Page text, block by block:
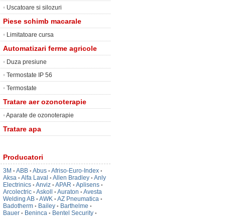
• Uscatoare si silozuri
Piese schimb macarale
• Limitatoare cursa
Automatizari ferme agricole
• Duza presiune
• Termostate IP 56
• Termostate
Tratare aer ozonoterapie
•Aparate de ozonoterapie
Tratare apa
Producatori
3M • ABB • Abus • Afriso-Euro-Index •
Aksa • Alfa Laval • Allen Bradley • Anly
Electrinics • Anviz • APAR • Aplisens •
Arcolectric • Askoll • Auraton • Avesta
Welding AB • AWK • AZ Pneumatica •
Badotherm • Bailey • Barthelme •
Bauer • Beninca • Bentel Security •